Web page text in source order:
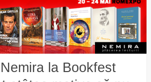
la Bookfest